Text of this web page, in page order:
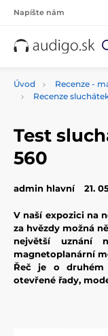
Napíšte nám
Úvod
Recenze -
Recenze
Test
560
admin hlavní 21.
V naší expozici na
za hvězdy možná
největší uznání
magnetoplanární
Řeč je o druhém
otevřené řady,